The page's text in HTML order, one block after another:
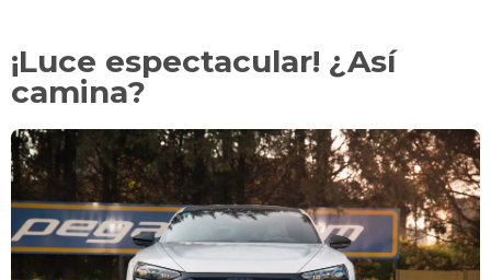
¡Luce espectacular! ¿Así
camina?